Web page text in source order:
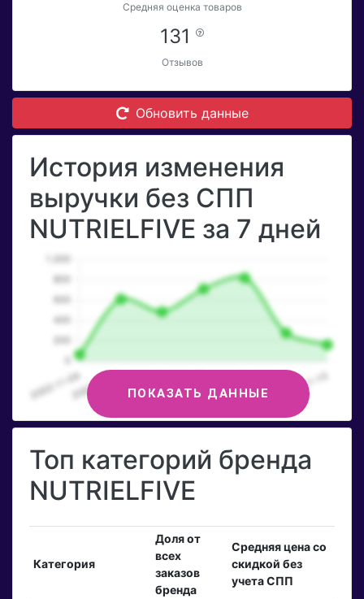
Средняя оценка товаров
131
Отзывов
Обновить данные
История изменения
выручки без СПП
NUTRIELFIVE за 7 дней
ПОКАЗАТЬ ДАННЫЕ
Топ категорий бренда
NUTRIELFIVE
Категория
Доля от
всех
заказов
бренда
Средняя цена со
скидкой без
учета СПП